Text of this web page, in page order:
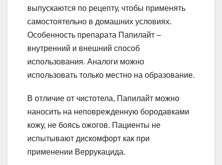
выпускаются по рецепту, чтобы применять
самостоятельно в домашних условиях.
Особенность препарата Папилайт –
внутренний и внешний способ
использования. Аналоги можно
использовать только местно на образование.
В отличие от чистотела, Папилайт можно
наносить на неповрежденную бородавками
кожу, не боясь ожогов. Пациенты не
испытывают дискомфорт как при
применении Веррукацида.